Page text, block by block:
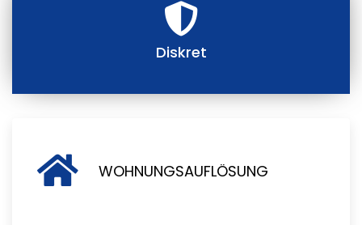
Diskret
WOHNUNGSAUFLÖSUNG